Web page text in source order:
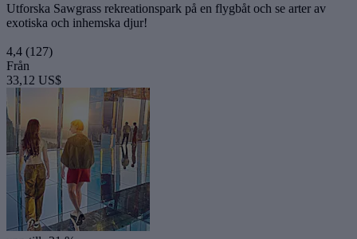
Utforska Sawgrass rekreationspark på en flygbåt och se arter av
exotiska och inhemska djur!
4,4 (127)
Från
33,12 US$